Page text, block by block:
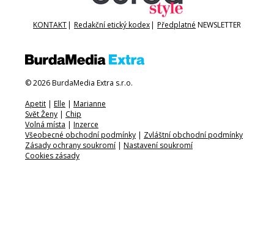
KONTAKT| Redakční etický kodex| Předplatné NEWSLETTER
© 2026 BurdaMedia Extra s.r.o.
Apetit | Elle | Marianne
Svět Ženy | Chip
Volná místa | Inzerce
Všeobecné obchodní podmínky | Zvláštní obchodní podmínky
Zásady ochrany soukromí | Nastavení soukromí
Cookies zásady